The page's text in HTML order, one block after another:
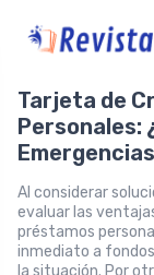
Tarjeta de
Personales:
Al considerar
evaluar las
préstamos
inmediato a
la situación. Por